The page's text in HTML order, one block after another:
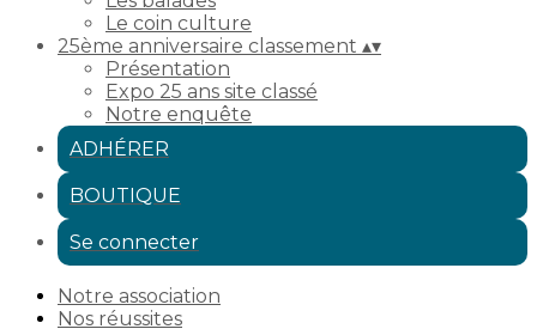
Le coin culture
25ème anniversaire classement ▴▾
Présentation
Expo 25 ans site classé
Notre enquête
ADHÉRER
BOUTIQUE
Se connecter
Notre association
Nos réussites